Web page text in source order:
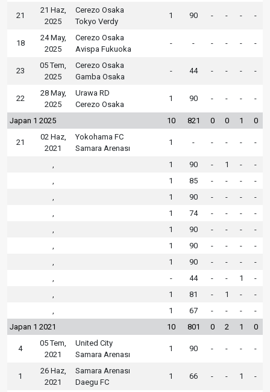
21
21 Haz,
2025
Cerezo Osaka
Tokyo Verdy
1 90 - - - -
18
24 May,
2025
Cerezo Osaka
Avispa Fukuoka
- - - - - -
23
05 Tem,
2025
Cerezo Osaka
Gamba Osaka
- 44 - - - -
22
28 May,
2025
Urawa RD
Cerezo Osaka
1 90 - - - -
Japan 1 2025 10 821 0 0 1 0
21
02 Haz,
2021
Yokohama FC
Samara Arenası
1 - - - - -
1 90 - 1 -
-
1 85 - - -
-
1 90 - - -
-
1 74 - - -
-
1 90 - - -
-
1 90 - - -
-
1 90 - - -
-
- 44 - - 1
-
1 81 - 1 -
-
1 67 - - -
-
Japan 1 2021
10 801 0 2 1 0
4
05 Tem,
2021
United City
Samara Arenası
1 90 - - - -
1
26 Haz,
2021
Samara Arenası
Daegu FC
1 66 - - 1 -